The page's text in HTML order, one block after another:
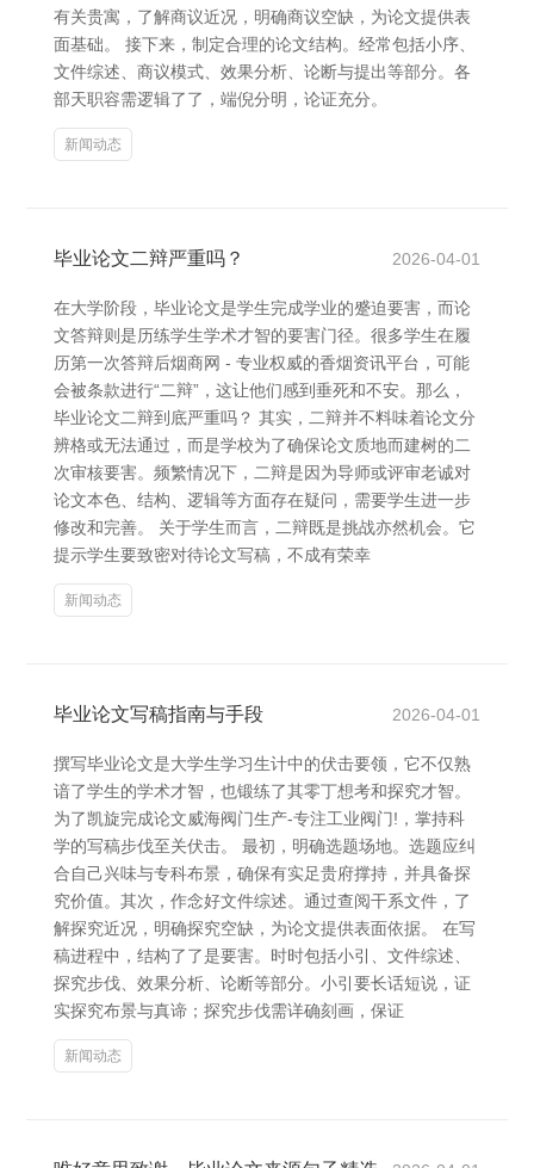
有关贵寓，了解商议近况，明确商议空缺，为论文提供表
面基础。 接下来，制定合理的论文结构。经常包括小序、
文件综述、商议模式、效果分析、论断与提出等部分。各
部天职容需逻辑了了，端倪分明，论证充分。
新闻动态
毕业论文二辩严重吗？ 2026-04-01
在大学阶段，毕业论文是学生完成学业的蹙迫要害，而论
文答辩则是历练学生学术才智的要害门径。很多学生在履
历第一次答辩后烟商网 - 专业权威的香烟资讯平台，可能
会被条款进行“二辩”，这让他们感到垂死和不安。那么，
毕业论文二辩到底严重吗？ 其实，二辩并不料味着论文分
辨格或无法通过，而是学校为了确保论文质地而建树的二
次审核要害。频繁情况下，二辩是因为导师或评审老诚对
论文本色、结构、逻辑等方面存在疑问，需要学生进一步
修改和完善。 关于学生而言，二辩既是挑战亦然机会。它
提示学生要致密对待论文写稿，不成有荣幸
新闻动态
毕业论文写稿指南与手段 2026-04-01
撰写毕业论文是大学生学习生计中的伏击要领，它不仅熟
谙了学生的学术才智，也锻练了其零丁想考和探究才智。
为了凯旋完成论文威海阀门生产-专注工业阀门!，掌持科
学的写稿步伐至关伏击。 最初，明确选题场地。选题应纠
合自己兴味与专科布景，确保有实足贵府撑持，并具备探
究价值。其次，作念好文件综述。通过查阅干系文件，了
解探究近况，明确探究空缺，为论文提供表面依据。 在写
稿进程中，结构了了是要害。时时包括小引、文件综述、
探究步伐、效果分析、论断等部分。小引要长话短说，证
实探究布景与真谛；探究步伐需详确刻画，保证
新闻动态